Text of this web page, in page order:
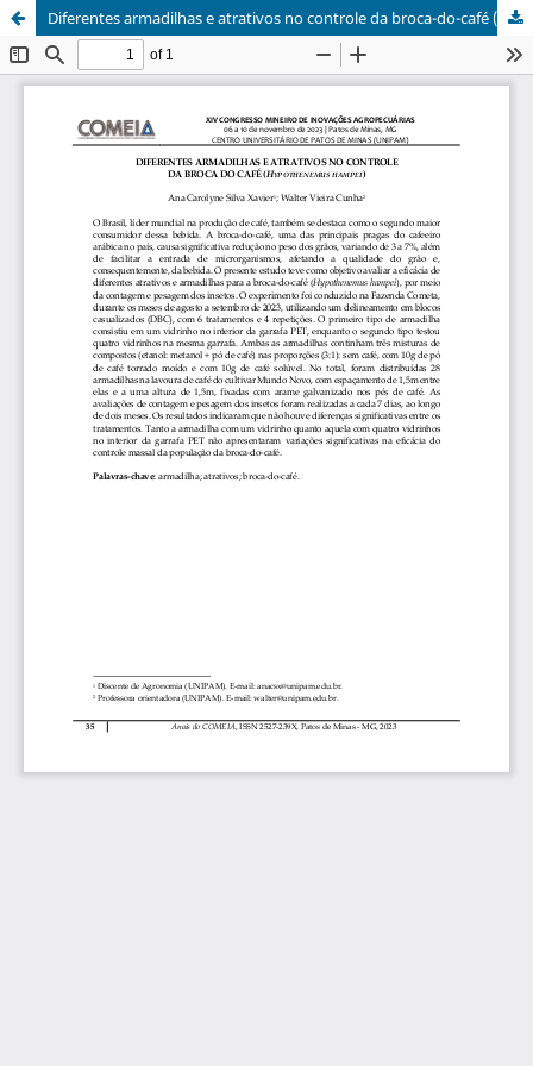
Diferentes armadilhas e atrativos no controle da broca-do-café (Hypothenemus hampei)